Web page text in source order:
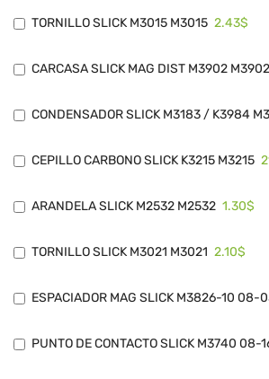
TORNILLO SLICK M3015 M3015 2.43$
CARCASA SLICK MAG DIST M3902 M3902
CONDENSADOR SLICK M3183 / K3984
CEPILLO CARBONO SLICK K3215 M3215
ARANDELA SLICK M2532 M2532 1.30$
TORNILLO SLICK M3021 M3021 2.10$
ESPACIADOR MAG SLICK M3826-10 08-
PUNTO DE CONTACTO SLICK M3740 08-